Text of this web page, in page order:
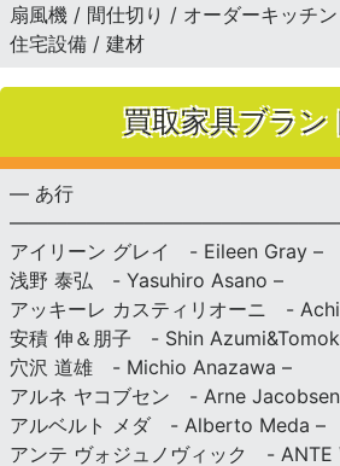
扇風機 / 間仕切り / オーダーキッチ
住宅設備 / 建材
買取家具ブラン
— あ行
アイリーン グレイ - Eileen Gray –
浅野 泰弘 - Yasuhiro Asano –
アッキーレ カスティリオーニ -
安積 伸＆朋子 - Shin
穴沢 道雄 - Michio Anazawa –
アルネ ヤコブセン - Arne
アルベルト メダ - Alberto Meda –
アンテ ヴォジュノヴィック - ANTE